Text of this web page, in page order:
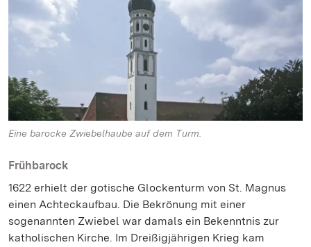
Eine barocke Zwiebelhaube auf dem Turm.
Frühbarock
1622 erhielt der gotische Glockenturm von St. Magnus
einen Achteckaufbau. Die Bekrönung mit einer
sogenannten Zwiebel war damals ein Bekenntnis zur
katholischen Kirche. Im Dreißigjährigen Krieg kam